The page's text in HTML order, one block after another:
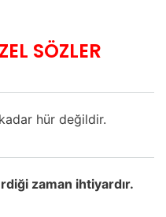
SÖZLER
hür değildir.
zaman ihtiyardır.